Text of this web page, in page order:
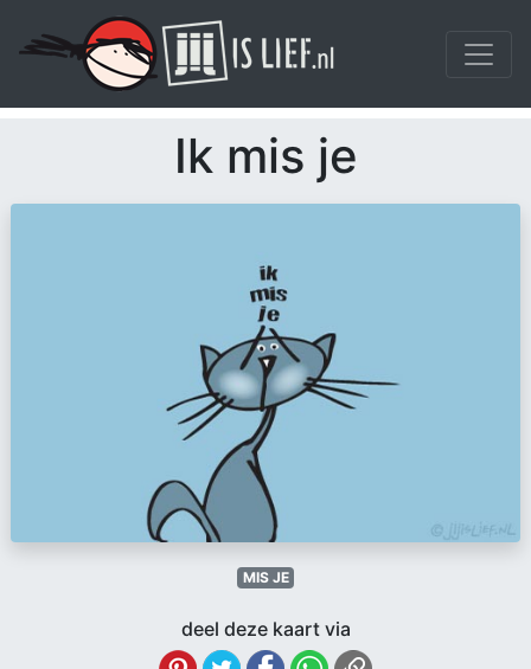
Ik mis je
MIS JE
deel deze kaart via